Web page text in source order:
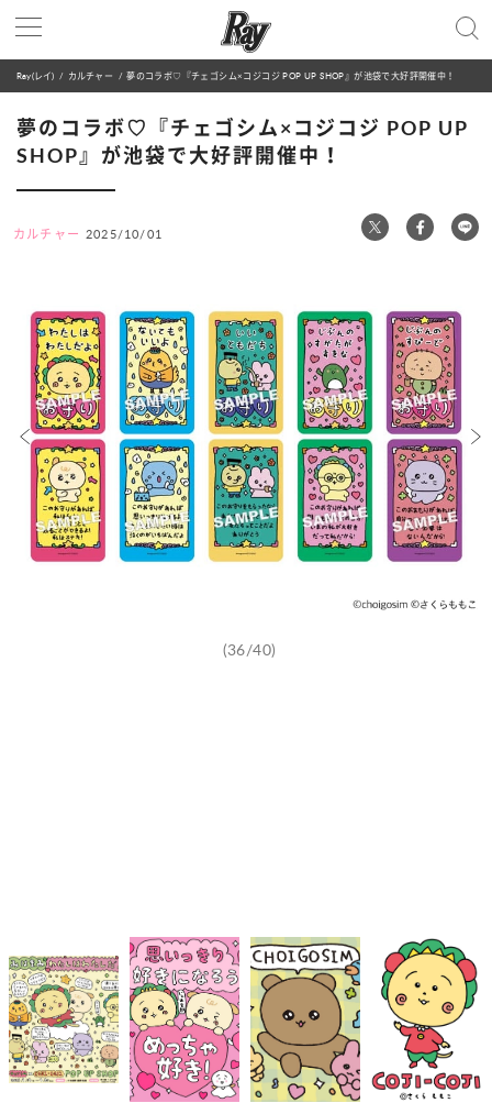
Ray(レイ) カルチャー 夢のコラボ♡『チェゴシム×コジコジ POP UP SHOP』が池袋で大好評開催中！
夢のコラボ♡『チェゴシム×コジコジ POP UP
SHOP』が池袋で大好評開催中！
カルチャー 2025/10/01
(36/40)